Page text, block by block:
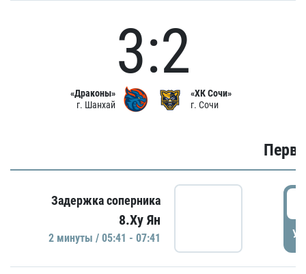
«Драконы»
г. Шанхай
3:2
«ХК Сочи»
г. Сочи
Задержка соперника
8.Ху Ян
2 минуты / 05:41 - 07:41